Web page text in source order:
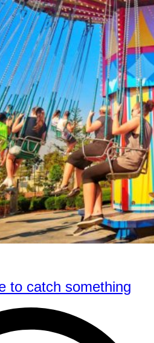
to catch something